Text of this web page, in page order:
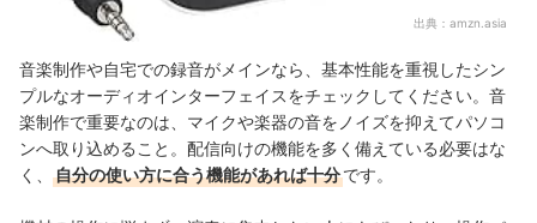
出典： amzn.asia
音楽制作や自宅での録音がメインなら、基本性能を重視したシン
プルなオーディオインターフェイスをチェックしてください。音
楽制作で重要なのは、マイクや楽器の音をノイズを抑えてパソコ
ンへ取り込めること。配信向けの機能を多く備えている必要はな
く、
自分の使い方に合う機能があれば十分です。